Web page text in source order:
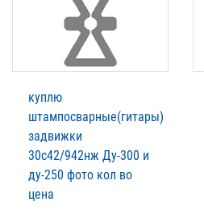
куплю
штампосварные(гитары)
задвижки
30с42/942нж Ду-300 и
ду-250 фото кол во
цена